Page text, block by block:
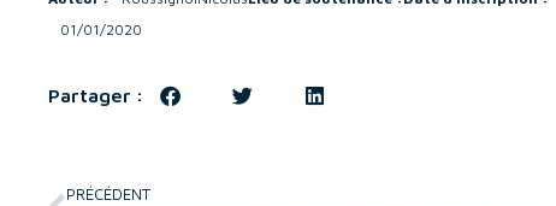
01/01/2020
Partager :
PRÉCÉDENT